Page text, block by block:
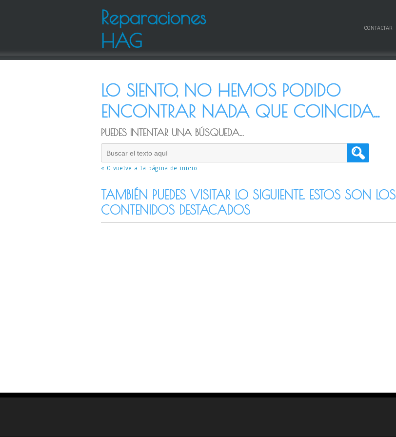
Reparaciones
HAG
CONTACTAR
LO SIENTO, NO HEMOS PODIDO
ENCONTRAR NADA QUE COINCIDA...
PUEDES INTENTAR UNA BÚSQUEDA...
« O vuelve a la página de inicio
TAMBIÉN PUEDES VISITAR LO SIGUIENTE. ESTOS SON LOS
CONTENIDOS DESTACADOS